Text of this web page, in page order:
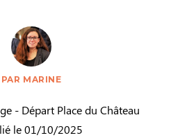
PAR MARINE
- Départ Place du Château
le 01/10/2025